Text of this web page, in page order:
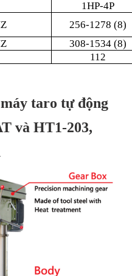
1HP-4P
256-1278 (8)
308-1534 (8)
112
taro tự động
và HT1-203,